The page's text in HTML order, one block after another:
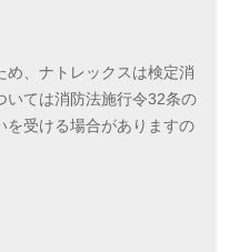
、ナトレックスは検定消
いては消防法施行令32条の
を受ける場合がありますの